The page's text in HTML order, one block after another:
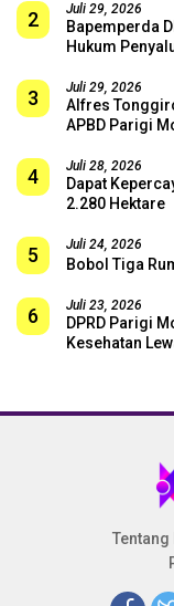
2 Juli 29, 2026
Bapemperda
Hukum
3 Juli 29, 2026
Alfres
APBD Parigi
4 Juli 28, 2026
Dapat
2.280 Hektare
5 Juli 24, 2026
Bobol Tiga
6 Juli 23, 2026
DPRD Parigi
Kesehatan
Tentang